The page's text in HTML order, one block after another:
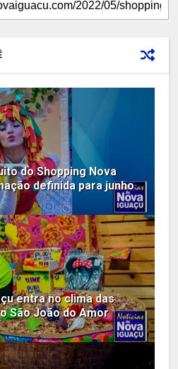
do Shopping Nova
definida para junho
entra no clima das
São João do Amor